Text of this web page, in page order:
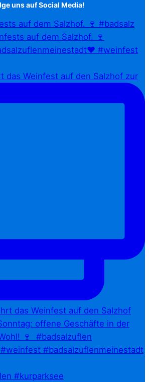
uns auf Social Media!
auf dem Salzhof. 🍷 #badsalz
das Weinfest auf den Salzhof zur
#kurparksee